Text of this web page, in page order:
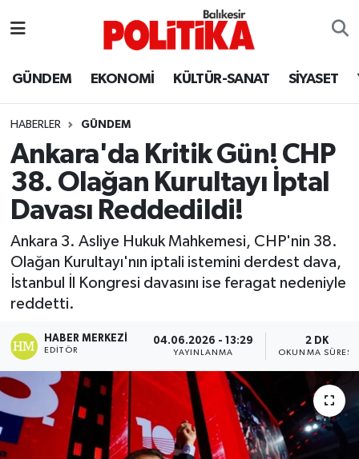
GÜNDEM EKONOMİ KÜLTÜR-SANAT SİYASET
HABERLER GÜNDEM
Ankara'da Kritik Gün! CHP
38. Olağan Kurultayı İptal
Davası Reddedildi!
Ankara 3. Asliye Hukuk Mahkemesi, CHP'nin 38.
Olağan Kurultayı'nın iptali istemini derdest dava,
İstanbul İl Kongresi davasını ise feragat nedeniyle
reddetti.
HABER MERKEZI
EDITÖR
04.06.2026 - 13:29
YAYINLANMA
2 DK
OKUNMA SÜRESI
Ayvalık
Balya
Bandırma
Bigadiç
BİYOGRAFİLER
Burhaniye
ÇEVRE
DÜNYA
Dursunbey
Balıkesir Hava Durumu
Balıkesir Namaz Vakitleri
Balıkesir Trafik Yoğunluk Haritası
Süper Lig Puan Durumu ve Fikstür
Tüm Manşetler
Son Dakika Haberleri
Haber Arşivi